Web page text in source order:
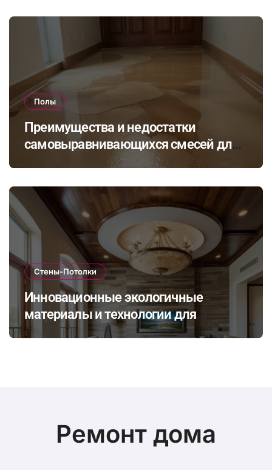
Полы
Преимущества и недостатки
самовыравнивающихся смесей для
стяжки: как выбрать подходящий
Стены-Потолки
Инновационные экологичные
материалы и технологии для
стильной и долговечной отделки
Ремонт дома